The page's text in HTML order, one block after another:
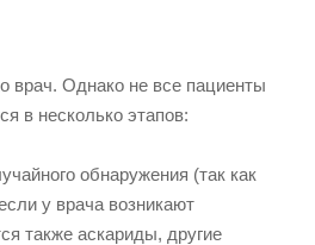
врач. Однако не все пациенты
в несколько этапов:
обнаружения (так как
у врача возникают
также аскариды, другие